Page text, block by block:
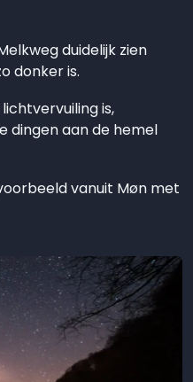
duidelijk zien
donker is.
is,
dingen aan de hemel
vanuit Møn met